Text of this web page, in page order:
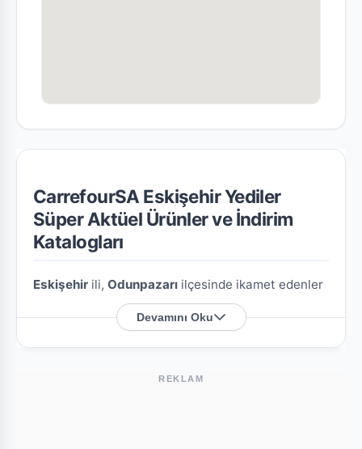
CarrefourSA Eskişehir Yediler
Süper Aktüel Ürünler ve İndirim
Katalogları
Eskişehir ili, Odunpazarı ilçesinde ikamet edenler
CarrefourSA Eskişehir Yediler Süper
özel en güncel indirim broşürlerini ve aktüel ürün
fırsatlarını bu sayfada derledik.
CarrefourSA Eskişehir Yediler Süper
Devamını Oku
REKLAM